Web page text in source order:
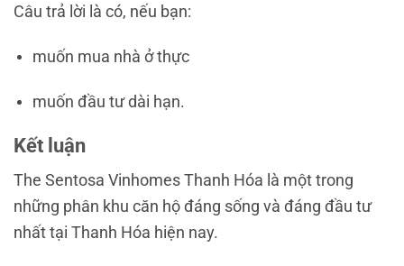
Câu trả lời là có, nếu bạn:
muốn mua nhà ở thực
muốn đầu tư dài hạn.
Kết luận
The Sentosa Vinhomes Thanh Hóa là một trong
những phân khu căn hộ đáng sống và đáng đầu tư
nhất tại Thanh Hóa hiện nay.